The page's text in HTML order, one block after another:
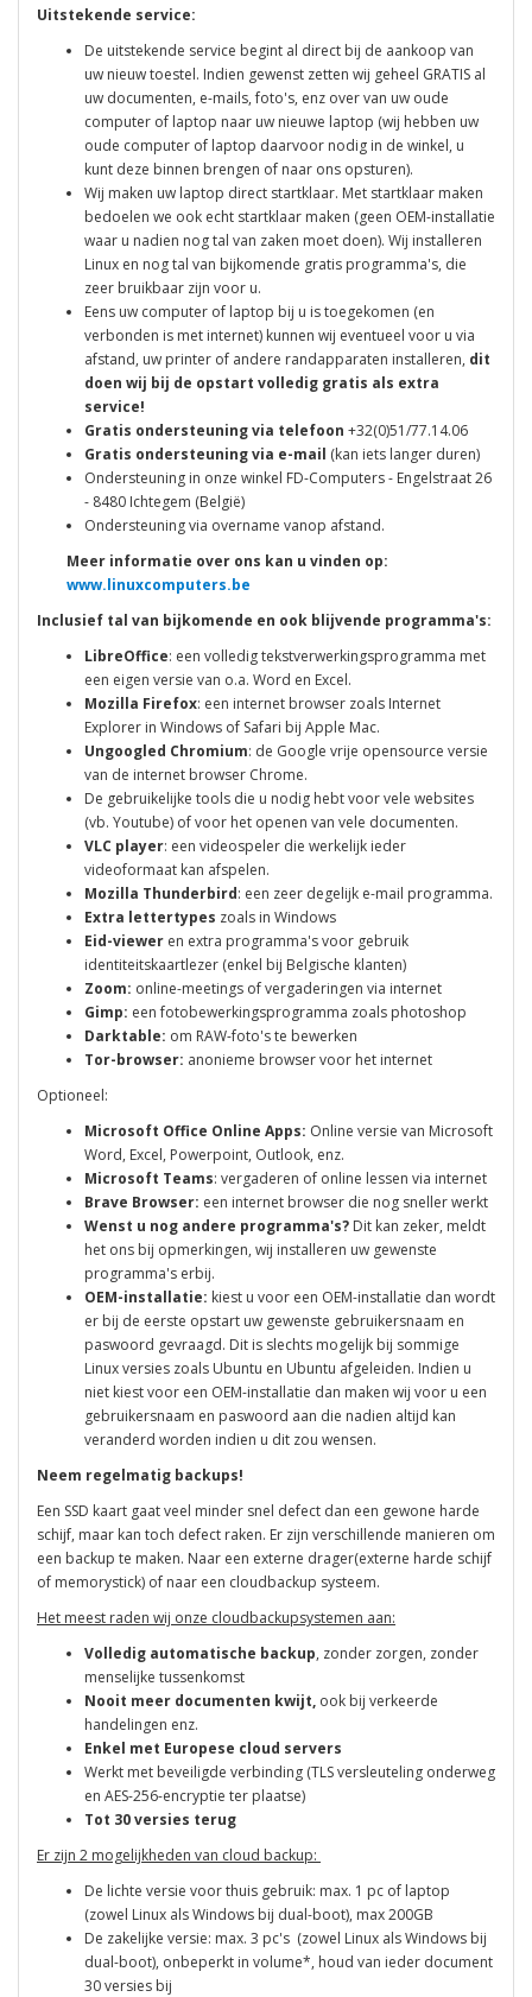
Uitstekende service:
De uitstekende service begint al direct bij de aankoop van
uw nieuw toestel. Indien gewenst zetten wij geheel GRATIS al
uw documenten, e-mails, foto's, enz over van uw oude
computer of laptop naar uw nieuwe laptop (wij hebben uw
oude computer of laptop daarvoor nodig in de winkel, u
kunt deze binnen brengen of naar ons opsturen).
Wij maken uw laptop direct startklaar. Met startklaar maken
bedoelen we ook echt startklaar maken (geen OEM-installatie
waar u nadien nog tal van zaken moet doen). Wij installeren
Linux en nog tal van bijkomende gratis programma's, die
zeer bruikbaar zijn voor u.
Eens uw computer of laptop bij u is toegekomen (en
verbonden is met internet) kunnen wij eventueel voor u via
afstand, uw printer of andere randapparaten installeren, dit
doen wij bij de opstart volledig gratis als extra
service!
Gratis ondersteuning via telefoon +32(0)51/77.14.06
Gratis ondersteuning via e-mail (kan iets langer duren)
Ondersteuning in onze winkel FD-Computers - Engelstraat 26
- 8480 Ichtegem (België)
Ondersteuning via overname vanop afstand.
Meer informatie over ons kan u vinden op:
www.linuxcomputers.be
Inclusief tal van bijkomende en ook blijvende programma's:
LibreOffice: een volledig tekstverwerkingsprogramma met
een eigen versie van o.a. Word en Excel.
Mozilla Firefox: een internet browser zoals Internet
Explorer in Windows of Safari bij Apple Mac.
Ungoogled Chromium: de Google vrije opensource versie
van de internet browser Chrome.
De gebruikelijke tools die u nodig hebt voor vele websites
(vb. Youtube) of voor het openen van vele documenten.
VLC player: een videospeler die werkelijk ieder
videoformaat kan afspelen.
Mozilla Thunderbird: een zeer degelijk e-mail programma.
Extra lettertypes zoals in Windows
Eid-viewer en extra programma's voor gebruik
identiteitskaartlezer (enkel bij Belgische klanten)
Zoom: online-meetings of vergaderingen via internet
Gimp: een fotobewerkingsprogramma zoals photoshop
Darktable: om RAW-foto's te bewerken
Tor-browser: anonieme browser voor het internet
Optioneel:
Microsoft Office Online Apps: Online versie van Microsoft
Word, Excel, Powerpoint, Outlook, enz.
Microsoft Teams: vergaderen of online lessen via internet
Brave Browser: een internet browser die nog sneller werkt
Wenst u nog andere programma's? Dit kan zeker, meldt
het ons bij opmerkingen, wij installeren uw gewenste
programma's erbij.
OEM-installatie: kiest u voor een OEM-installatie dan wordt
er bij de eerste opstart uw gewenste gebruikersnaam en
paswoord gevraagd. Dit is slechts mogelijk bij sommige
Linux versies zoals Ubuntu en Ubuntu afgeleiden. Indien u
niet kiest voor een OEM-installatie dan maken wij voor u een
gebruikersnaam en paswoord aan die nadien altijd kan
veranderd worden indien u dit zou wensen.
Neem regelmatig backups!
Een SSD kaart gaat veel minder snel defect dan een gewone harde
schijf, maar kan toch defect raken. Er zijn verschillende manieren om
een backup te maken. Naar een externe drager(externe harde schijf
of memorystick) of naar een cloudbackup systeem.
Het meest raden wij onze cloudbackupsystemen aan:
Volledig automatische backup, zonder zorgen, zonder
menselijke tussenkomst
Nooit meer documenten kwijt, ook bij verkeerde
handelingen enz.
Enkel met Europese cloud servers
Werkt met beveiligde verbinding (TLS versleuteling onderweg
en AES-256-encryptie ter plaatse)
Tot 30 versies terug
Er zijn 2 mogelijkheden van cloud backup:
De lichte versie voor thuis gebruik: max. 1 pc of laptop
(zowel Linux als Windows bij dual-boot), max 200GB
De zakelijke versie: max. 3 pc's (zowel Linux als Windows bij
dual-boot), onbeperkt in volume*, houd van ieder document
30 versies bij